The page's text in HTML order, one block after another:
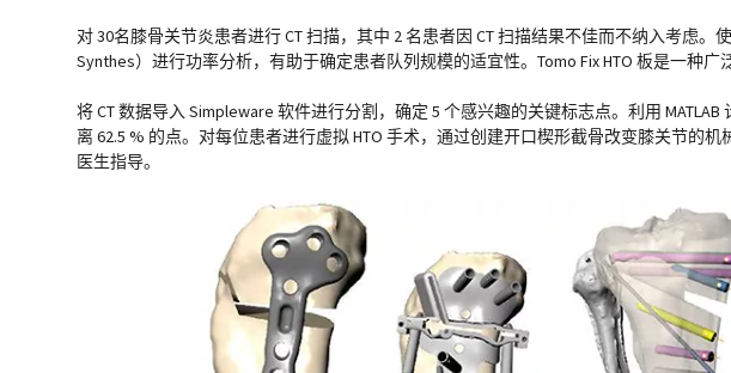
对 30名膝骨关节炎患者进行 CT 扫描，其中 2 名患者因 CT 扫描结果不佳而不纳入考虑。
Synthes）进行功率分析，有助于确定患者队列规模的适宜性。Tomo Fix HTO 板是一种广
将 CT 数据导入 Simpleware 软件进行分割，确定 5 个感兴趣的关键标志点。利用
离 62.5 % 的点。对每位患者进行虚拟 HTO 手术，通过创建开口楔形截骨改变膝关节的
医生指导。